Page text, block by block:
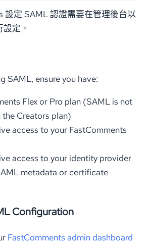
設定 SAML 認證需要在管理後台以
定。
SAML, ensure you have:
Flex or Pro plan (SAML is not
Creators plan)
access to your FastComments
access to your identity provider
metadata or certificate
Configuration
FastComments admin dashboard